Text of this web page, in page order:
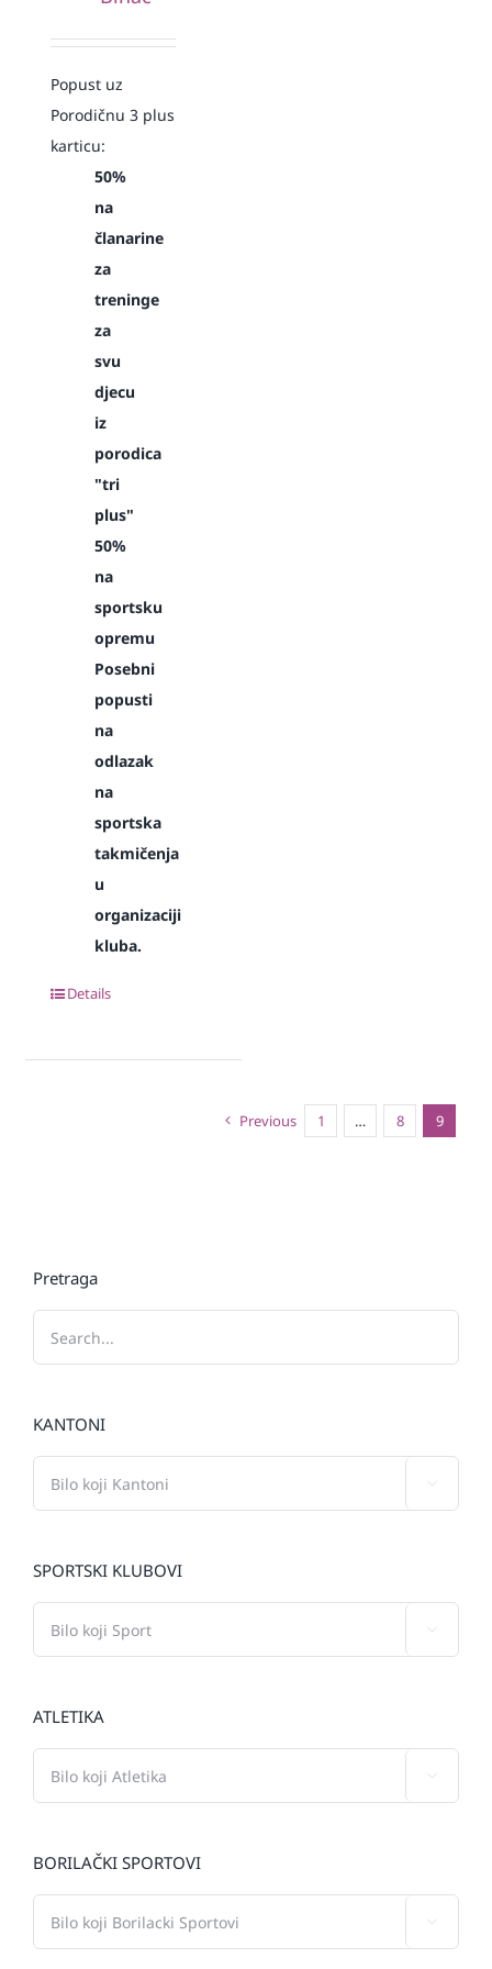
Popust uz
Porodičnu 3 plus
karticu:
50%
na
članarine
za
treninge
za
svu
djecu
iz
porodica
"tri
plus"
50%
na
sportsku
opremu
Posebni
popusti
na
odlazak
na
sportska
takmičenja
u
organizaciji
kluba.
Details
Previous 1 … 8 9
Pretraga
KANTONI
SPORTSKI KLUBOVI
ATLETIKA
BORILAČKI SPORTOVI